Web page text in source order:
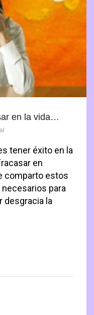
en la vida…
tener éxito en la
en
comparto estos
para
desgracia la